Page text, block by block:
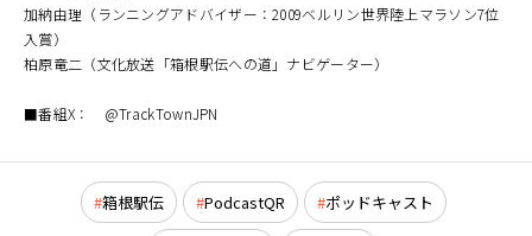
加納由理（ランニングアドバイザー：2009ベルリン世界陸上マラソン7位
入賞）
柏原竜二（文化放送「箱根駅伝への道」ナビゲーター）
■番組X： @TrackTownJPN
箱根駅伝 PodcastQR ポッドキャスト